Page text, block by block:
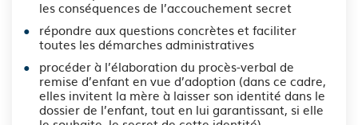
les conséquences de l’accouchement secret
répondre aux questions concrètes et faciliter
toutes les démarches administratives
procéder à l’élaboration du procès-verbal de
remise d’enfant en vue d’adoption (dans ce cadre,
elles invitent la mère à laisser son identité dans le
dossier de l’enfant, tout en lui garantissant, si elle